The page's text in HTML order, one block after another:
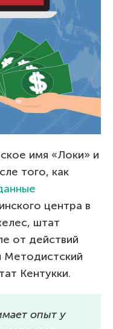
имя «Локи» и
того, как
центра в
штат
от действий
Методистский
Кентукки.
опыт у